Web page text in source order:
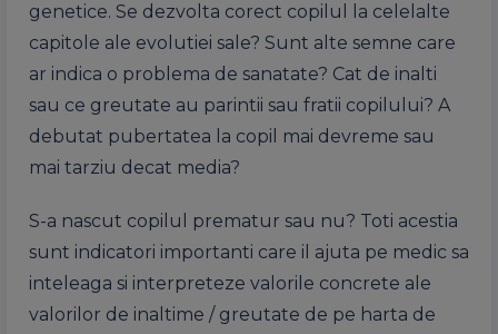
genetice. Se dezvolta corect copilul la celelalte
capitole ale evolutiei sale? Sunt alte semne care
ar indica o problema de sanatate? Cat de inalti
sau ce greutate au parintii sau fratii copilului? A
debutat pubertatea la copil mai devreme sau
mai tarziu decat media?
S-a nascut copilul prematur sau nu? Toti acestia
sunt indicatori importanti care il ajuta pe medic sa
inteleaga si interpreteze valorile concrete ale
valorilor de inaltime / greutate de pe harta de